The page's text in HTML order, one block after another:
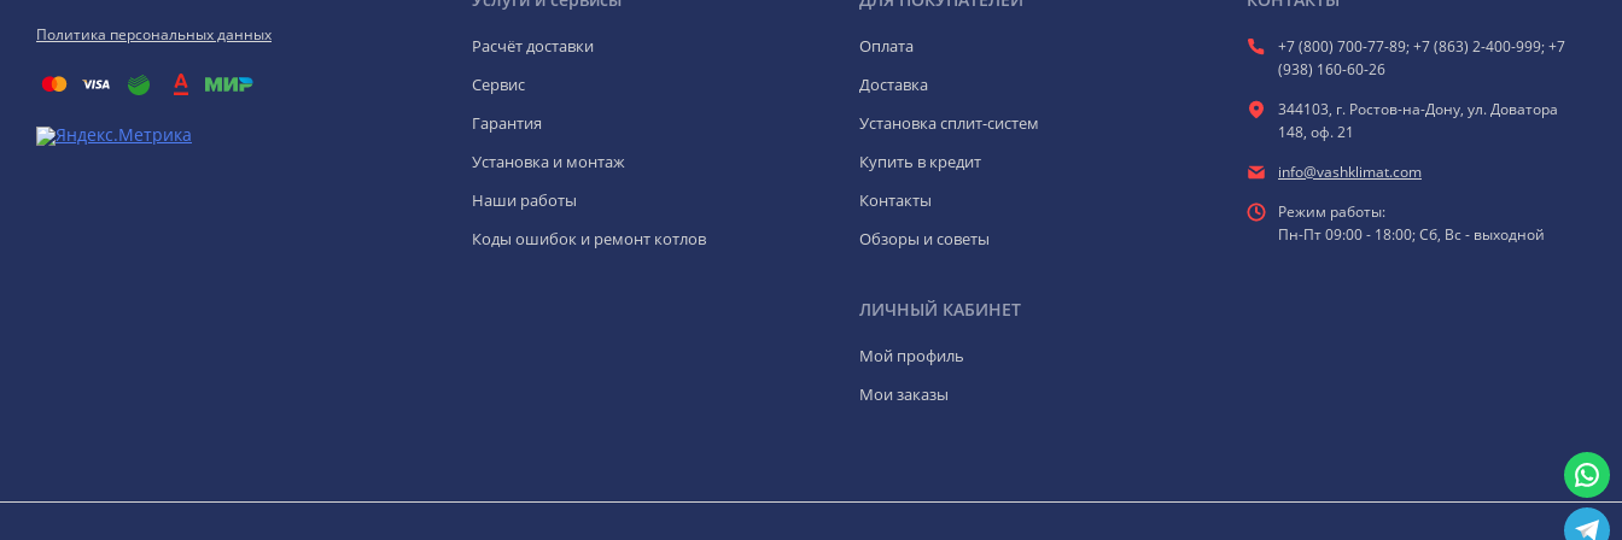
Политика персональных данных
Расчёт доставки
Сервис
Гарантия
Установка и монтаж
Наши работы
Коды ошибок и ремонт котлов
Оплата
Доставка
Установка сплит-систем
Купить в кредит
Контакты
Обзоры и советы
ЛИЧНЫЙ КАБИНЕТ
Мой профиль
Мои заказы
+7 (800) 700-77-89; +7 (863) 2-400-999; +7
(938) 160-60-26
344103, г. Ростов-на-Дону, ул. Доватора
148, оф. 21
info@vashklimat.com
Режим работы:
Пн-Пт 09:00 - 18:00; Сб, Вс - выходной